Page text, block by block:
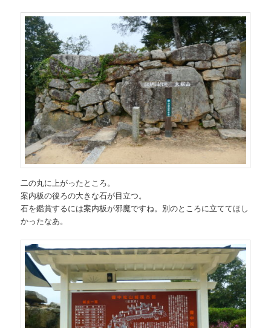
二の丸に上がったところ。
案内板の後ろの大きな石が目立つ。
石を鑑賞するには案内板が邪魔ですね。別のところに立ててほし
かったなあ。